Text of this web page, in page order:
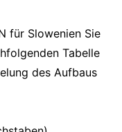
für Slowenien Sie
Tabelle
des Aufbaus